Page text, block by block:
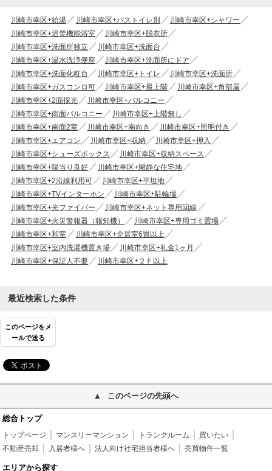
川崎市幸区+給湯 川崎市幸区+バストイレ別
川崎市幸区+シャワー
川崎市幸区+追焚機能浴室
川崎市幸区+脱衣所
川崎市幸区+洗面所独立
川崎市幸区+洗面台
川崎市幸区+温水洗浄便座
川崎市幸区+洗面所にドア
川崎市幸区+洗面化粧台
川崎市幸区+トイレ
川崎市幸区+洗面所
川崎市幸区+ガスコンロ可
川崎市幸区+最上階
川崎市幸区+角部屋
川崎市幸区+2面採光
川崎市幸区+バルコニー
川崎市幸区+南面バルコニー
川崎市幸区+上階無し
川崎市幸区+南面2室
川崎市幸区+南向き
川崎市幸区+照明付き
川崎市幸区+エアコン
川崎市幸区+収納
川崎市幸区+押入
川崎市幸区+シューズボックス
川崎市幸区+収納スペース
川崎市幸区+陽当り良好
川崎市幸区+閑静な住宅地
川崎市幸区+2沿線利用可
川崎市幸区+平坦地
川崎市幸区+TVインターホン
川崎市幸区+駐輪場
川崎市幸区+光ファイバー
川崎市幸区+ネット専用回線
川崎市幸区+火災警報器（報知機）
川崎市幸区+専用ゴミ置場
川崎市幸区+和室
川崎市幸区+全居室6畳以上
川崎市幸区+室内洗濯機置き場
川崎市幸区+礼金1ヶ月
川崎市幸区+保証人不要
川崎市幸区+２Ｆ以上
最近検索した条件
このページをメ
ールで送る
このページの先頭へ
総合トップ
トップページ マンスリーマンション トランクルーム
買いたい
不動産売却
入居者様へ 法人向け社宅担当者様へ 売買物件一覧
エリアから探す